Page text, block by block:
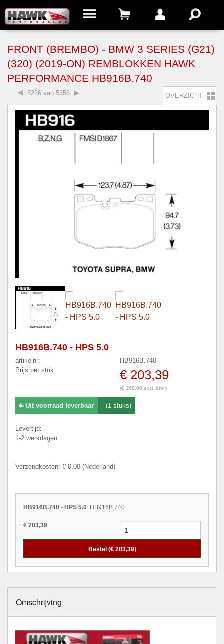
FRONT (BREMBO) - BMW 3 SERIES (G21)
(320) (2019-ON) REMBLOKKEN HAWK
PERFORMANCE HB916B.740
5226 van 5356 OVERZICHT
HB916B.740 - HPS 5.0
artikelnr:
HB916B.740
Prijs per stuk
€ 203,39
(€ 168,09 excl. btw )
Uit voorraad leverbaar (1 stuks)
Levertijd:
1-2 werkdagen
Verzendkosten: € 0,00 (Nederland)
HB916B.740 - HPS 5.0 HB916B.740
€ 203,39
Bestel (€ 203,39)
Omschrijving